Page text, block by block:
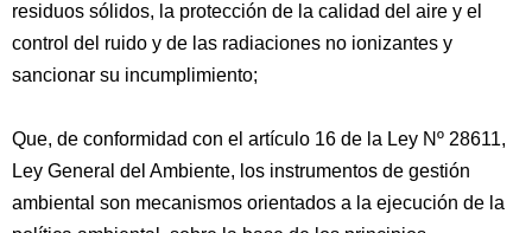
residuos sólidos, la protección de la calidad del aire y el
control del ruido y de las radiaciones no ionizantes y
sancionar su incumplimiento;
Que, de conformidad con el artículo 16 de la Ley Nº 28611,
Ley General del Ambiente, los instrumentos de gestión
ambiental son mecanismos orientados a la ejecución de la